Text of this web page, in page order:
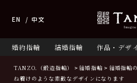
婚約指輪 結婚指輪 作品・デザ
EN 中文
TANZO.（鍛造指輪） 結婚指輪 結婚指輪
ね着けのような素敵なデザインになります